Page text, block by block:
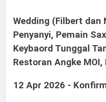
Wedding (Filbert dan
Penyanyi, Pemain
Keybaord Tunggal
Restoran Angke MOI,
12 Apr 2026 -